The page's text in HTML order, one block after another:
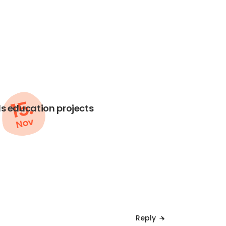
15.
Nov
education projects
Reply